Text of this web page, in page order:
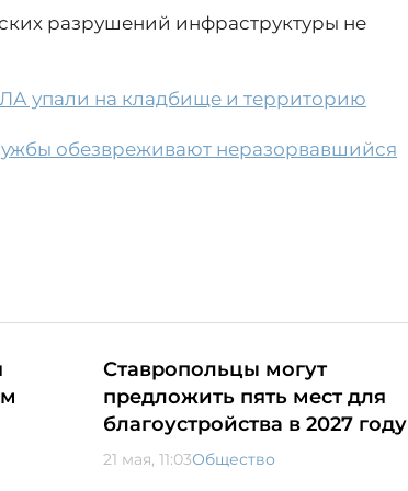
разрушений инфраструктуры не
упали на кладбище и территорию
обезвреживают неразорвавшийся
Ставропольцы могут
предложить пять мест для
благоустройства в 2027 году
21 мая, 11:03Общество